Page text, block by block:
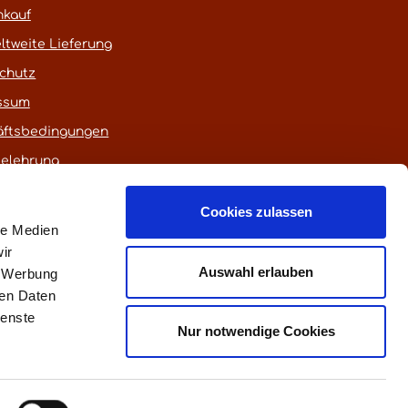
Medien
Daten
Cookies zulassen
Auswahl erlauben
Nur notwendige Cookies
Lieferung